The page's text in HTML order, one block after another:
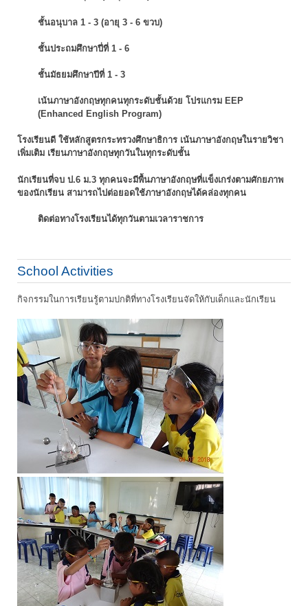
ชั้นอนุบาล 1 - 3 (อายุ 3 - 6 ขวบ)
ชั้นประถมศึกษาปี่ที่ 1 - 6
ชั้นมัธยมศึกษาปีที่ 1 - 3
เน้นภาษาอังกฤษทุกคนทุกระดับชั้นด้วย โปรแกรม EEP
(Enhanced English Program)
โรงเรียนดี ใช้หลักสูตรกระทรวงศึกษาธิการ เน้นภาษาอังกฤษในรายวิชา
เพิ่มเติม เรียนภาษาอังกฤษทุกวันในทุกระดับชั้น
นักเรียนที่จบ ป.6 ม.3 ทุกคนจะมีพื้นภาษาอังกฤษที่แข็งเกร่งตามศักยภาพ
ของนักเรียน สามารถไปต่อยอดใช้ภาษาอังกฤษได้คล่องทุกคน
ติดต่อทางโรงเรียนได้ทุกวันตามเวลาราชการ
School Activities
กิจกรรมในการเรียนรู้ตามปกติที่ทางโรงเรียนจัดให้กับเด็กและนักเรียน